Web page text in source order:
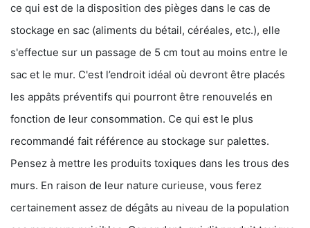
ce qui est de la disposition des pièges dans le cas de
stockage en sac (aliments du bétail, céréales, etc.), elle
s'effectue sur un passage de 5 cm tout au moins entre le
sac et le mur. C'est l’endroit idéal où devront être placés
les appâts préventifs qui pourront être renouvelés en
fonction de leur consommation. Ce qui est le plus
recommandé fait référence au stockage sur palettes.
Pensez à mettre les produits toxiques dans les trous des
murs. En raison de leur nature curieuse, vous ferez
certainement assez de dégâts au niveau de la population